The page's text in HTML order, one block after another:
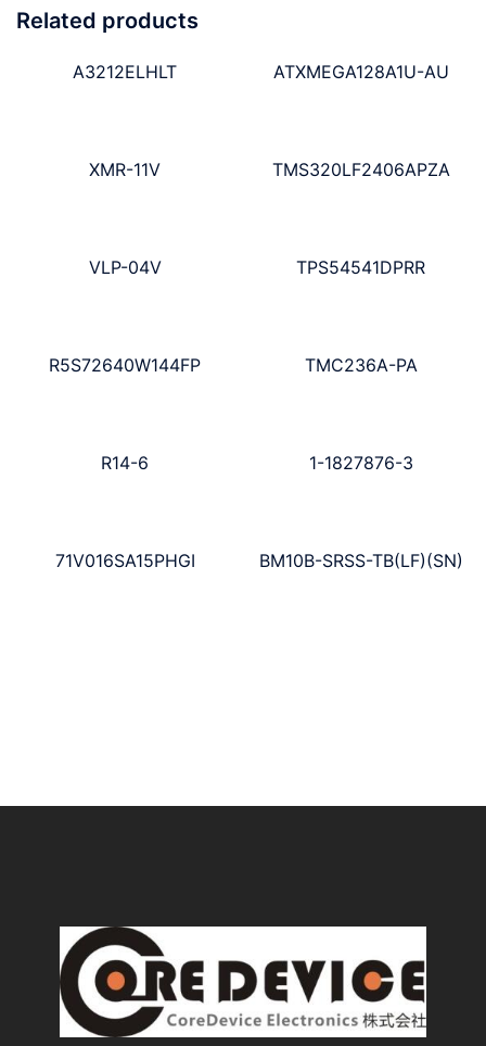
Related products
A3212ELHLT ATXMEGA128A1U-AU
XMR-11V TMS320LF2406APZA
VLP-04V TPS54541DPRR
R5S72640W144FP TMC236A-PA
R14-6 1-1827876-3
71V016SA15PHGI BM10B-SRSS-TB(LF)(SN)